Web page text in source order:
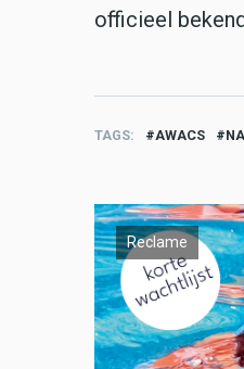
officieel
TAGS AWACS
Reclame